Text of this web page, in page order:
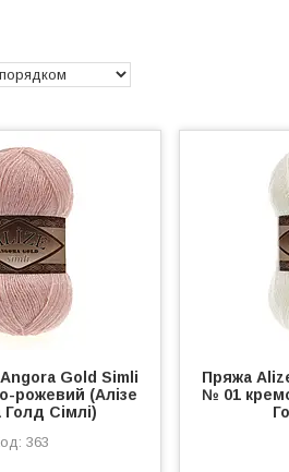
Gold Simli
рожевий (Алізе
Голд Сімлі)
363
Пряжа
№ 01